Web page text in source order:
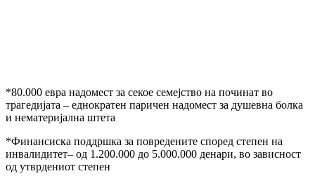
*80.000 евра надомест за секое семејство на починат во
трагедијата – еднократен паричен надомест за душевна болка
и нематеријална штета
*Финансиска поддршка за повредените според степен на
инвалидитет– од 1.200.000 до 5.000.000 денари, во зависност
од утврдениот степен